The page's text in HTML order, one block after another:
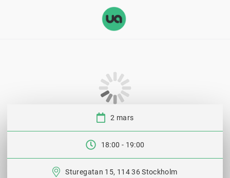
Datum:
2 mars
Tid:
18:00 - 19:00
Sturegatan 15, 114 36 Stockholm